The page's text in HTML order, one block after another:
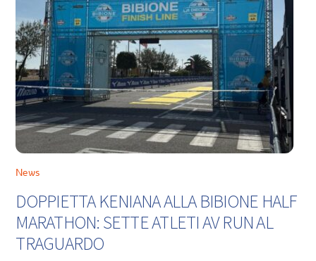
News
DOPPIETTA KENIANA ALLA BIBIONE HALF
MARATHON: SETTE ATLETI AV RUN AL
TRAGUARDO